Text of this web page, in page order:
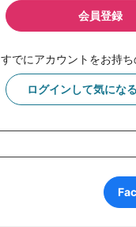
会員登録
すでにアカウントをお持
ログインして気にな